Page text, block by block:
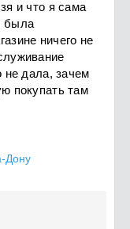
и что я сама
была
ничего не
не дала, зачем
покупать там
Дону